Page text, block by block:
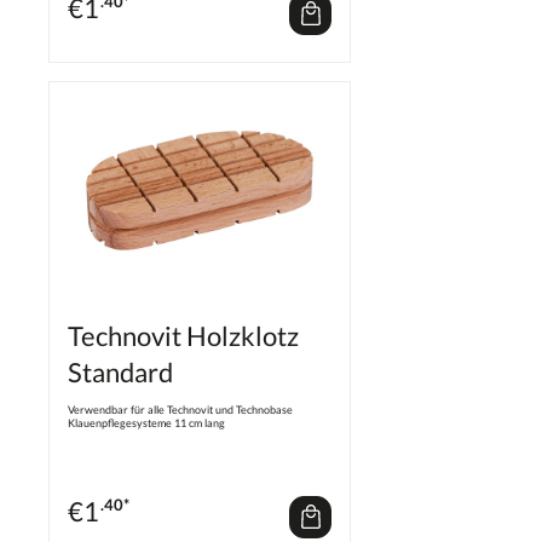
komplett an die Klaue gedrückt werden und dennoch
bleibt ausreichened Kleber in den Rillen um eine
professionellen Klauenpflegern entwickelt einfache
und sichere Fixierung Kleber bildet durch integrierte
€1
Technovit Holzklotz
Standard
Verwendbar für alle Technovit und Technobase
Klauenpflegesysteme 11 cm lang
€1.40*